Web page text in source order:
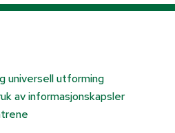
universell utforming
av informasjonskapsler